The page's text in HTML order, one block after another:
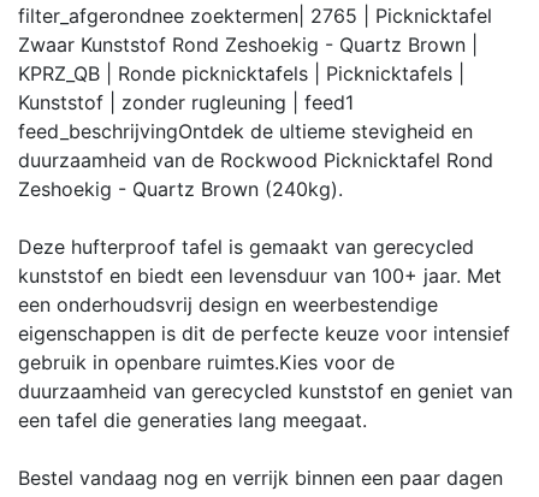
filter_afgerondnee zoektermen | 2765 | Picknicktafel
Zwaar Kunststof Rond Zeshoekig - Quartz Brown |
KPRZ_QB | Ronde picknicktafels | Picknicktafels |
Kunststof | zonder rugleuning |
feed1
feed_beschrijvingOntdek de ultieme stevigheid en
duurzaamheid van de Rockwood Picknicktafel Rond
Zeshoekig - Quartz Brown (240kg).
Deze hufterproof tafel is gemaakt van gerecycled
kunststof en biedt een levensduur van 100+ jaar. Met
een onderhoudsvrij design en weerbestendige
eigenschappen is dit de perfecte keuze voor intensief
gebruik in openbare ruimtes.Kies voor de
duurzaamheid van gerecycled kunststof en geniet van
een tafel die generaties lang meegaat.
Bestel vandaag nog en verrijk binnen een paar dagen